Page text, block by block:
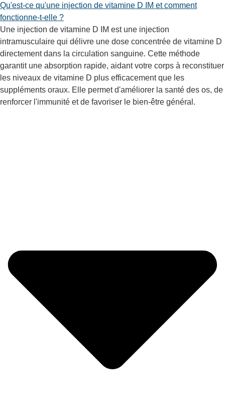
Qu'est-ce qu'une injection de vitamine D IM et comment
fonctionne-t-elle ?
Une injection de vitamine D IM est une injection
intramusculaire qui délivre une dose concentrée de vitamine D
directement dans la circulation sanguine. Cette méthode
garantit une absorption rapide, aidant votre corps à reconstituer
les niveaux de vitamine D plus efficacement que les
suppléments oraux. Elle permet d'améliorer la santé des os, de
renforcer l'immunité et de favoriser le bien-être général.